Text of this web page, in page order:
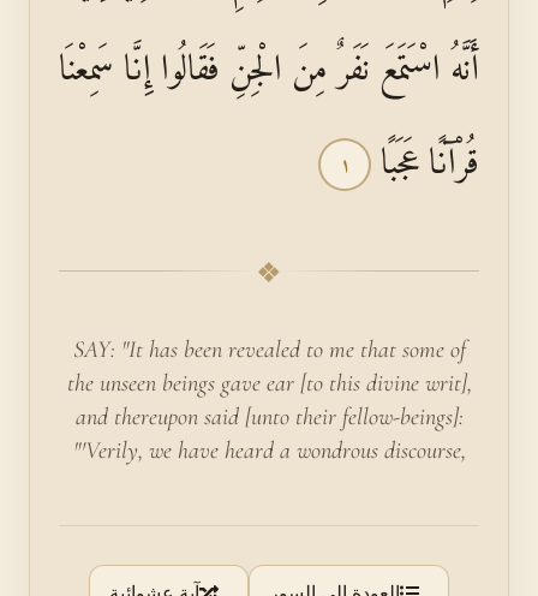
أَنَّهُ اسْتَمَعَ نَفَرٌ مِنَ الْجِنِّ فَقَالُوا إِنَّا سَمِعْنَا
قُرْآنًا عَجَبًا ١
❖
SAY: "It has been revealed to me that some of
the unseen beings gave ear [to this divine writ],
and thereupon said [unto their fellow-beings]:
"'Verily, we have heard a wondrous discourse,